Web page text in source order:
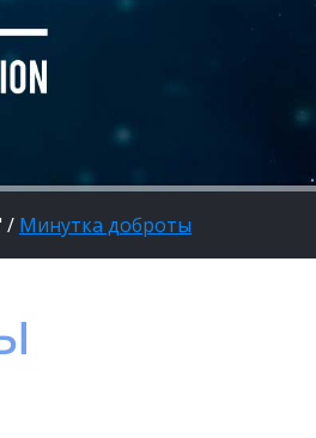
/ Минутка доброты